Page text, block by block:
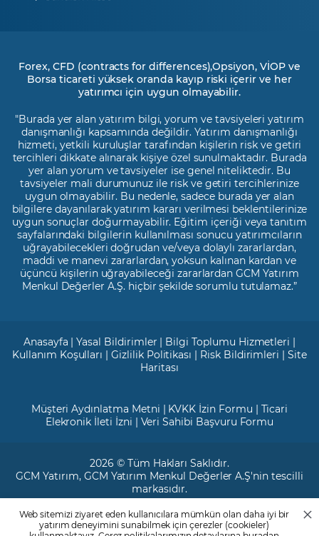
Forex, CFD (contracts for differences),Opsiyon, VİOP ve
Borsa ticareti yüksek oranda kayıp riski içerir ve her
yatırımcı için uygun olmayabilir.
"Burada yer alan yatırım bilgi, yorum ve tavsiyeleri yatırım
danışmanlığı kapsamında değildir. Yatırım danışmanlığı
hizmeti, yetkili kuruluşlar tarafından kişilerin risk ve getiri
tercihleri dikkate alınarak kişiye özel sunulmaktadır. Burada
yer alan yorum ve tavsiyeler ise genel niteliktedir. Bu
tavsiyeler mali durumunuz ile risk ve getiri tercihlerinize
uygun olmayabilir. Bu nedenle, sadece burada yer alan
bilgilere dayanılarak yatırım kararı verilmesi beklentilerinize
uygun sonuçlar doğurmayabilir. Eğitim içeriği veya tanıtım
sayfalarındaki bilgilerin kullanılması sonucu yatırımcıların
uğrayabilecekleri doğrudan ve/veya dolaylı zararlardan,
maddi ve manevi zararlardan, yoksun kalınan kardan ve
üçüncü kişilerin uğrayabileceği zararlardan GCM Yatırım
Menkul Değerler A.Ş. hiçbir şekilde sorumlu tutulamaz.”
Anasayfa |Yasal Bildirimler | Bilgi Toplumu Hizmetleri |
Kullanım Koşulları |Gizlilik Politikası | Risk Bildirimleri |Site
Haritası
Müşteri Aydınlatma Metni | KVKK İzin Formu | Ticari
Elekronik İleti İzni | Veri Sahibi Başvuru Formu
2026 © Tüm Hakları Saklıdır.
GCM Yatırım, GCM Yatırım Menkul Değerler A.Ş'nin tescilli
markasıdır.
Ticari Sicil No: 799649
Maslak V.D. : 3890707820
Web sitemizi ziyaret eden kullanıcılara mümkün olan daha iyi bir
yatırım deneyimini sunabilmek için çerezler (cookieler)